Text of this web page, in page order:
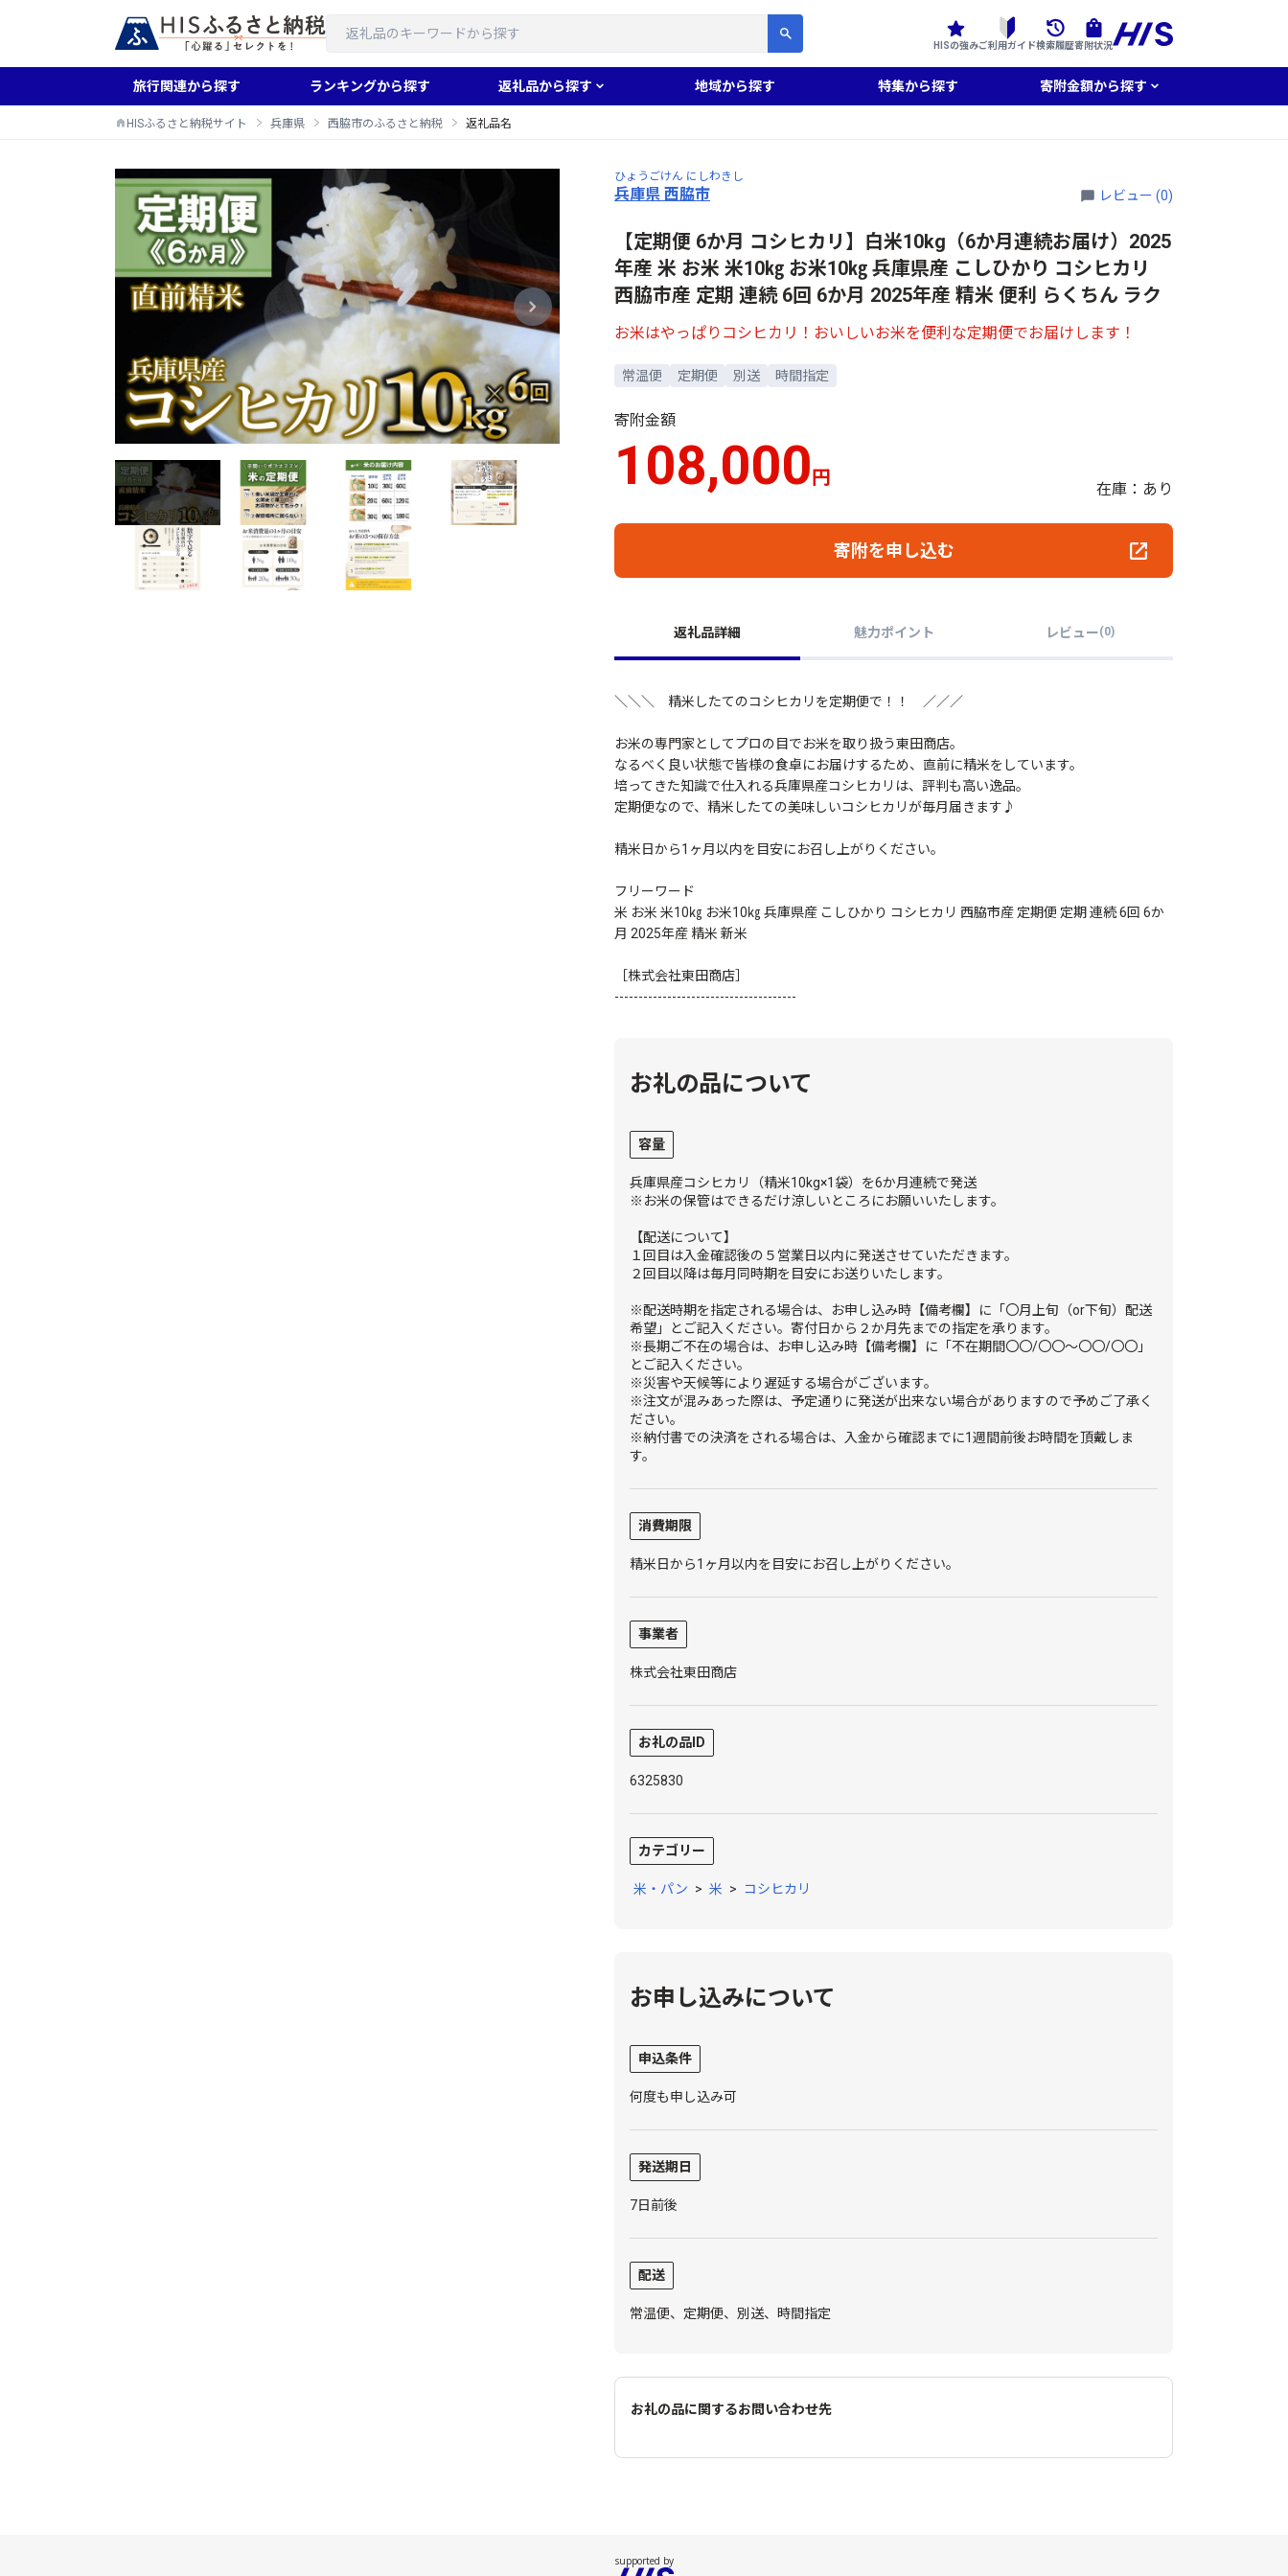
HISの強みご利用ガイド検索履歴寄附状況
旅行関連から探す ランキングから探す 返礼品から探す 地域から探す 特集から探す 寄附金額から探す
HISふるさと納税サイト 兵庫県 西脇市のふるさと納税 返礼品名
ひょうごけん にしわきし
兵庫県 西脇市 レビュー (0)
【定期便 6か月 コシヒカリ】白米10kg（6か月連続お届け）2025
年産 米 お米 米10㎏ お米10㎏ 兵庫県産 こしひかり コシヒカリ
西脇市産 定期 連続 6回 6か月 2025年産 精米 便利 らくちん ラク
お米はやっぱりコシヒカリ！おいしいお米を便利な定期便でお届けします！
常温便 定期便 別送 時間指定
寄附金額
108,000円
在庫：あり
寄附を申し込む
返礼品詳細 魅力ポイント レビュー(0)
＼＼＼ 精米したてのコシヒカリを定期便で！！ ／／／
お米の専門家としてプロの目でお米を取り扱う東田商店。
なるべく良い状態で皆様の食卓にお届けするため、直前に精米をしています。
培ってきた知識で仕入れる兵庫県産コシヒカリは、評判も高い逸品。
定期便なので、精米したての美味しいコシヒカリが毎月届きます♪
精米日から1ヶ月以内を目安にお召し上がりください。
フリーワード
米 お米 米10㎏ お米10㎏ 兵庫県産 こしひかり コシヒカリ 西脇市産 定期便 定期 連続 6回 6か
月 2025年産 精米 新米
［株式会社東田商店］
--------------------------------------
お礼の品について
容量
兵庫県産コシヒカリ（精米10kg×1袋）を6か月連続で発送
※お米の保管はできるだけ涼しいところにお願いいたします。
【配送について】
１回目は入金確認後の５営業日以内に発送させていただきます。
２回目以降は毎月同時期を目安にお送りいたします。
※配送時期を指定される場合は、お申し込み時【備考欄】に「〇月上旬（or下旬）配送
希望」とご記入ください。寄付日から２か月先までの指定を承ります。
※長期ご不在の場合は、お申し込み時【備考欄】に「不在期間〇〇/〇〇～〇〇/〇〇」
とご記入ください。
※災害や天候等により遅延する場合がございます。
※注文が混みあった際は、予定通りに発送が出来ない場合がありますので予めご了承く
ださい。
※納付書での決済をされる場合は、入金から確認までに1週間前後お時間を頂戴しま
す。
消費期限
精米日から1ヶ月以内を目安にお召し上がりください。
事業者
株式会社東田商店
お礼の品ID
6325830
カテゴリー
米・パン > 米 > コシヒカリ
お申し込みについて
申込条件
何度も申し込み可
発送期日
7日前後
配送
常温便、定期便、別送、時間指定
お礼の品に関するお問い合わせ先